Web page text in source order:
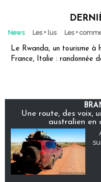
News Les + lus Les +
Le Rwanda, un tourisme à
France, Italie : randonnée
Une route, des voix,
australien en